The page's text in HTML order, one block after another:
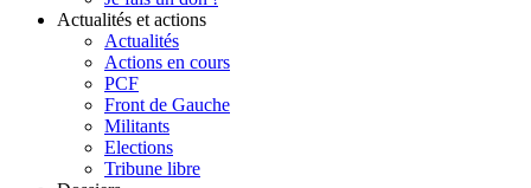
Actualités et actions
Actualités
Actions en cours
PCF
Front de Gauche
Militants
Elections
Tribune libre